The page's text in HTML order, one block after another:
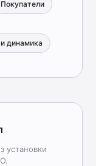
Покупатели
динамика
установки